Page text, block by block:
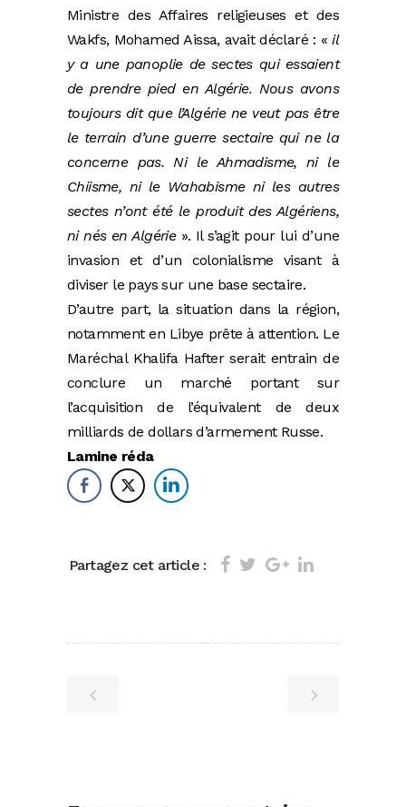
Ministre des Affaires religieuses et des
Wakfs, Mohamed Aissa, avait déclaré : «il
y a une panoplie de sectes qui essaient
de prendre pied en Algérie. Nous avons
toujours dit que l’Algérie ne veut pas être
le terrain d’une guerre sectaire qui ne la
concerne pas. Ni le Ahmadisme, ni le
Chiisme, ni le Wahabisme ni les autres
sectes n’ont été le produit des Algériens,
ni nés en Algérie». Il s’agit pour lui d’une
invasion et d’un colonialisme visant à
diviser le pays sur une base sectaire.
D’autre part, la situation dans la région,
notamment en Libye prête à attention. Le
Maréchal Khalifa Hafter serait entrain de
conclure un marché portant sur
l’acquisition de l’équivalent de deux
milliards de dollars d’armement Russe.
Lamine réda
Partagez cet article :